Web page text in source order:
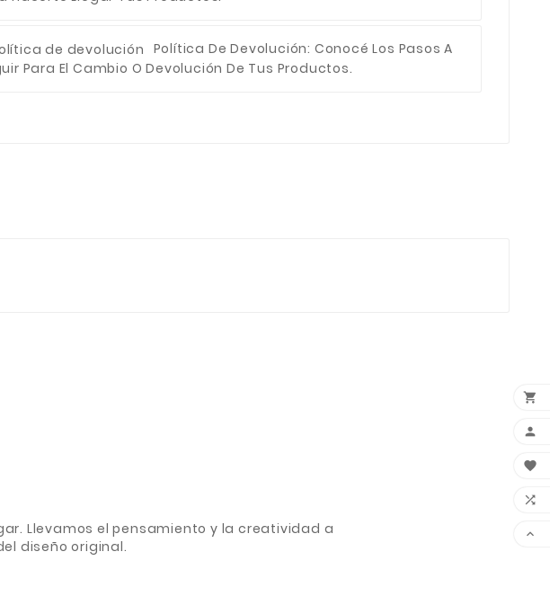
Política De Devolución: Conocé Los Pasos A
Para El Cambio O Devolución De Tus Productos.
Llevamos el pensamiento y la creatividad a
diseño original.




